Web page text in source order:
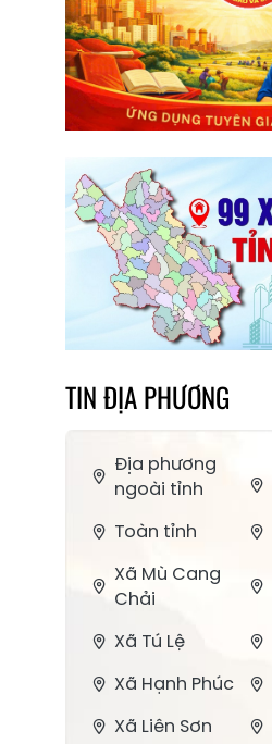
TIN ĐỊA PHƯƠNG
Địa phương
ngoài tỉnh
Toàn tỉnh
Xã Mù Cang
Chải
Xã Tú Lệ
Xã Hạnh Phúc
Xã Liên Sơn